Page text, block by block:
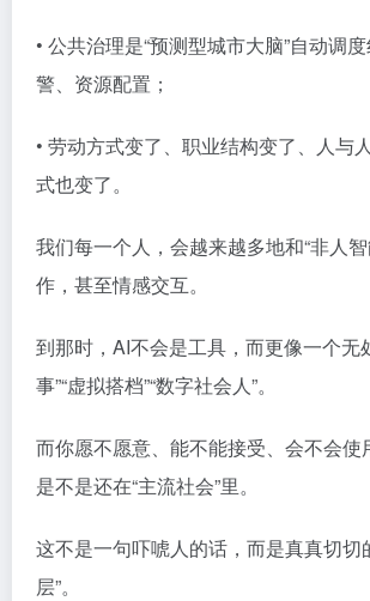
• 公共治理是“预测型城市大脑”自动调
警、资源配置；
• 劳动方式变了、职业结构变了、人与
式也变了。
我们每一个人，会越来越多地和“非人
作，甚至情感交互。
到那时，AI不会是工具，而更像一个无
事”“虚拟搭档”“数字社会人”。
而你愿不愿意、能不能接受、会不会使
是不是还在“主流社会”里。
这不是一句吓唬人的话，而是真真切切
层”。